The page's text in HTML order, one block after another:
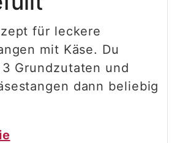
für leckere
mit Käse. Du
Grundzutaten und
dann beliebig